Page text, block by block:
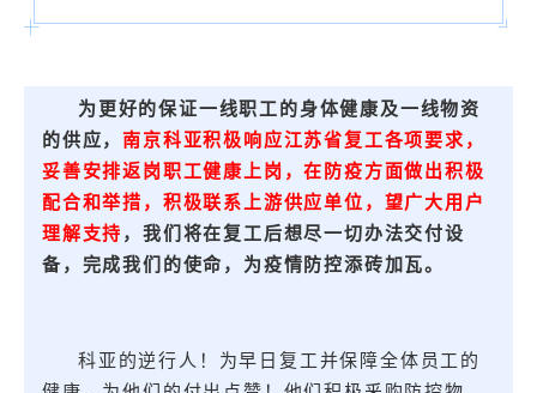
为更好的保证一线职工的身体健康及一线物资
的供应，南京科亚积极响应江苏省复工各项要求，
妥善安排返岗职工健康上岗 ，在防疫方面做出积极
配合和举措，积极联系上游供应单位，望广大用户
理解支持 ，我们将在复工后想尽一切办法交付设
备，完成我们的使命，为疫情防控添砖加瓦。
科亚的逆行人！为早日复工并保障全体员工的